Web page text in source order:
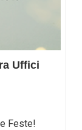
Uffici
Feste!